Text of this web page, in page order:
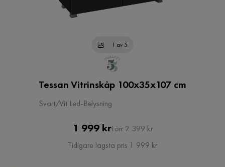
1 av 5
Tessan Vitrinskåp 100x35x107 cm
Svart/Vit Led-Belysning
Pris
1 999 krOriginal
Pris
Förr 2 399 kr
Tidigare lägsta pris 1 999 kr